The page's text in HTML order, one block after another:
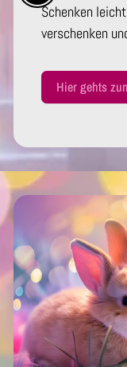
Schenken
verschenken
Hier gehts